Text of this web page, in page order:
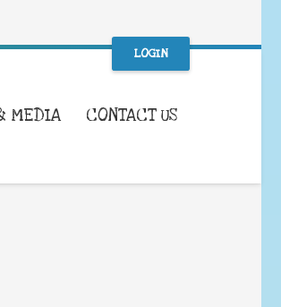
LOGIN
MEDIA CONTACT US